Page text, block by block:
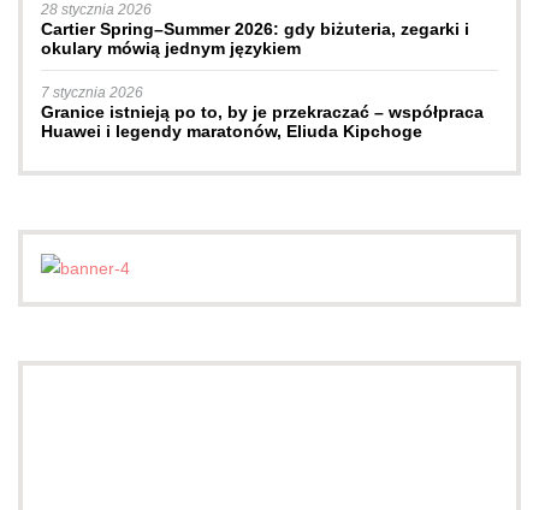
28 stycznia 2026
Cartier Spring–Summer 2026: gdy biżuteria, zegarki i
okulary mówią jednym językiem
7 stycznia 2026
Granice istnieją po to, by je przekraczać – współpraca
Huawei i legendy maratonów, Eliuda Kipchoge